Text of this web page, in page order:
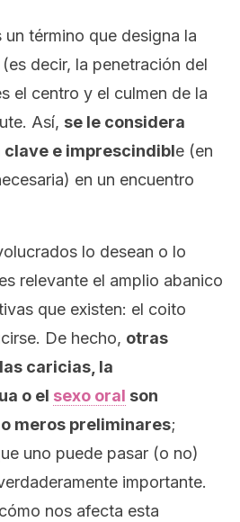
término que designa la
decir, la penetración del
el centro y el culmen de la
Así, se le considera
e imprescindible (en
en un encuentro
lo desean o lo
relevante el amplio abanico
que existen: el coito
De hecho, otras
caricias, la
o el sexo oral son
meros preliminares;
uno puede pasar (o no)
importante.
nos afecta esta